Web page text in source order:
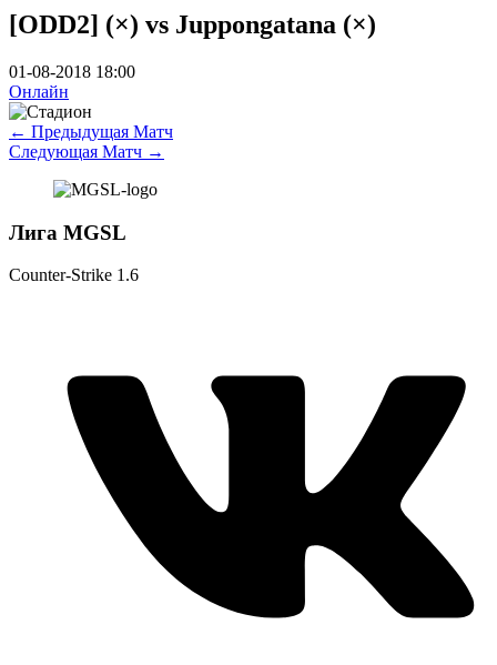
[ODD2] (×) vs Juppongatana (×)
01-08-2018 18:00
Онлайн
← Предыдущая Матч
Следующая Матч →
Лига MGSL
Counter-Strike 1.6